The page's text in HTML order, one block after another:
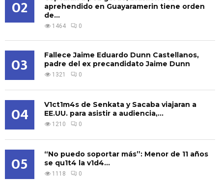
02
aprehendido en Guayaramerin tiene orden
de...
1464 0
03
Fallece Jaime Eduardo Dunn Castellanos,
padre del ex precandidato Jaime Dunn
1321 0
04
V1ct1m4s de Senkata y Sacaba viajaran a
EE.UU. para asistir a audiencia,...
1210 0
05
“No puedo soportar más”: Menor de 11 años
se qu1t4 la v1d4...
1118 0